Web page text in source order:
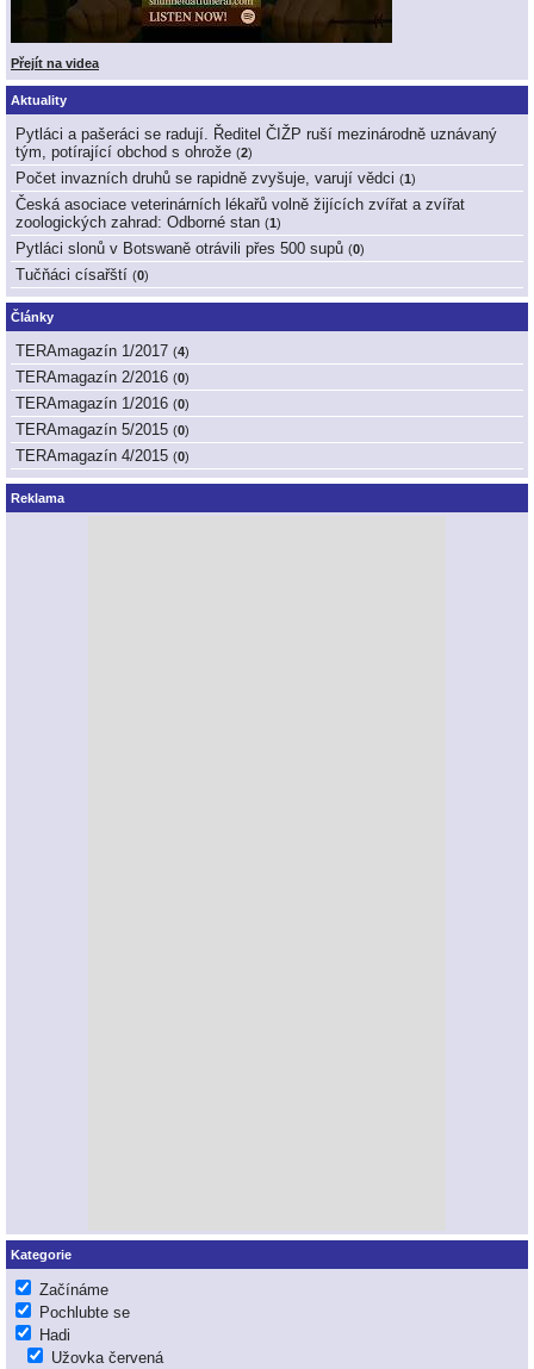
Přejít na videa
Aktuality
Pytláci a pašeráci se radují. Ředitel ČIŽP ruší mezinárodně uznávaný
tým, potírající obchod s ohrože (2)
Počet invazních druhů se rapidně zvyšuje, varují vědci (1 )
Česká asociace veterinárních lékařů volně žijících zvířat a zvířat
zoologických zahrad: Odborné stan (1 )
Pytláci slonů v Botswaně otrávili přes 500 supů (0)
Tučňáci císařští (0)
Články
TERAmagazín 1/2017 (4)
TERAmagazín 2/2016 (0)
TERAmagazín 1/2016 (0)
TERAmagazín 5/2015 (0)
TERAmagazín 4/2015 (0)
Reklama
Kategorie
Začínáme
Pochlubte se
Hadi
Užovka červená